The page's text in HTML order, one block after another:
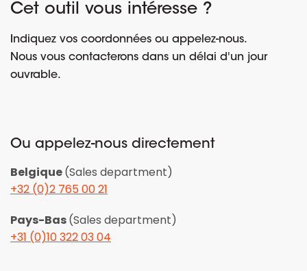
Cet outil vous intéresse ?
Indiquez vos coordonnées ou appelez-nous.
Nous vous contacterons dans un délai d'un jour
ouvrable.
Ou appelez-nous directement
Belgique(Sales department)
+32 (0)2 765 00 21
Pays-Bas(Sales department)
+31 (0)10 322 03 04